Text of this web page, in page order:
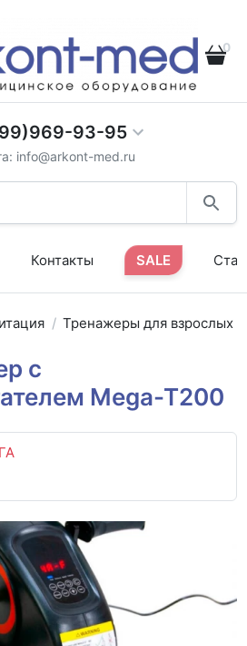
0
93-95
info@arkont-med.ru
Контакты SALE
Тренажеры для взрослых
с
Mega-T200